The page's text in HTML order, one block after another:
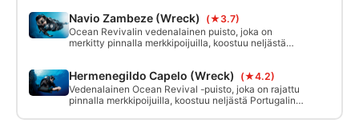
mentäessä. Se on loistava paikka aloittelijoille, sillä
sen enimmäissyvyys on 11 metriä, ja se on kaunis
yösukelluksille.
Navio Zambeze (Wreck)
(★3.7)
Ocean Revivalin vedenalainen puisto, joka on
merkitty pinnalla merkkipoijuilla, koostuu neljästä
yksi näistä aluksista.
Hermenegildo Capelo (Wreck)
(★4.2)
Vedenalainen Ocean Revival -puisto, joka on rajattu
pinnalla merkkipoijuilla, koostuu neljästä Portugalin
ainutlaatuisina keinotekoisena riuttana, ja